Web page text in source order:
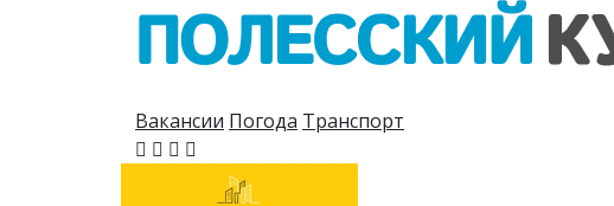
Вакансии Погода Транспорт